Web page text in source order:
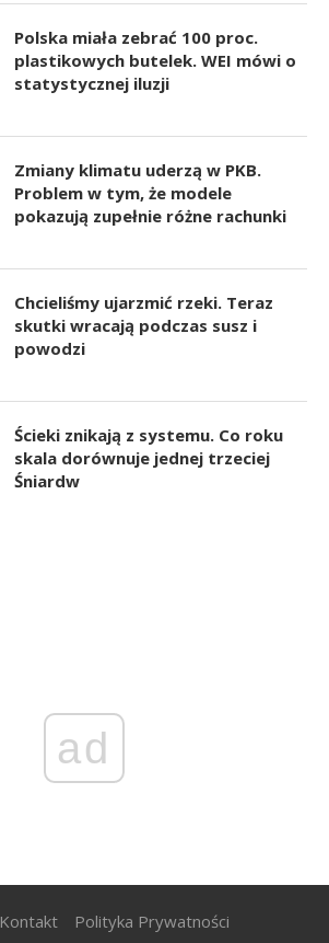
Polska miała zebrać 100 proc.
plastikowych butelek. WEI mówi o
statystycznej iluzji
Zmiany klimatu uderzą w PKB.
Problem w tym, że modele
pokazują zupełnie różne rachunki
Chcieliśmy ujarzmić rzeki. Teraz
skutki wracają podczas susz i
powodzi
Ścieki znikają z systemu. Co roku
skala dorównuje jednej trzeciej
Śniardw
ad
Kontakt Polityka Prywatności